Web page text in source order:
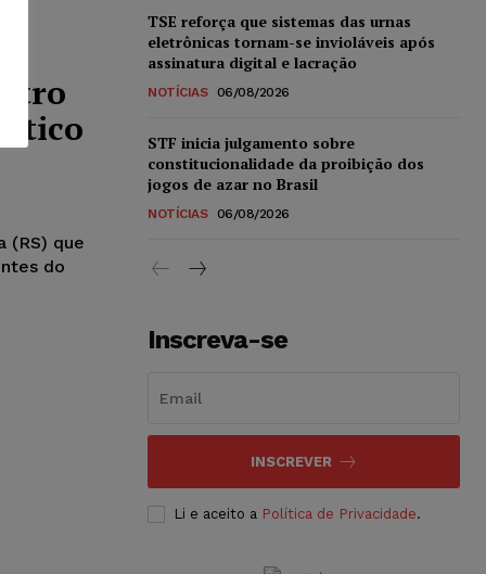
(RS) que
do
TSE reforça que sistemas das urnas
eletrônicas tornam-se invioláveis após
assinatura digital e lacração
NOTÍCIAS 06/08/2026
STF inicia julgamento sobre
constitucionalidade da proibição dos
jogos de azar no Brasil
NOTÍCIAS 06/08/2026
Inscreva-se
INSCREVER
Li e aceito a Política de Privacidade.